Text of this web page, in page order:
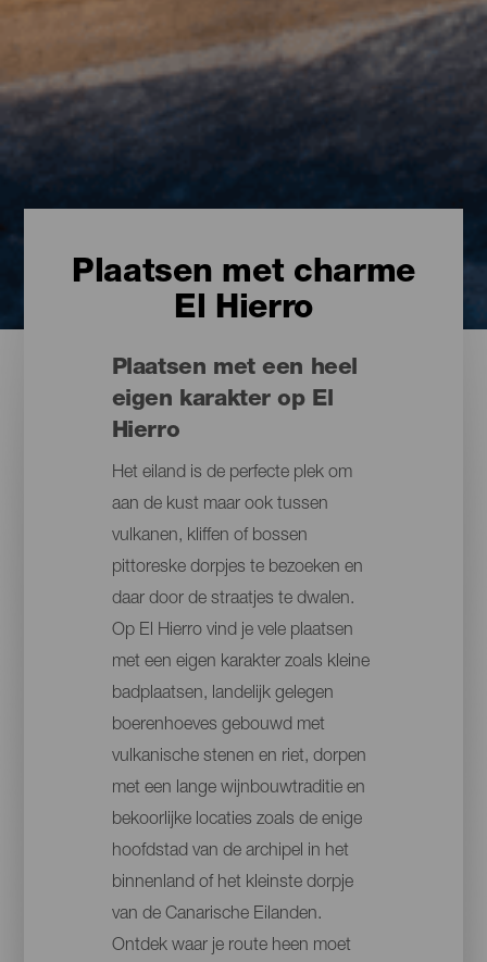
Plaatsen met charme
El Hierro
Plaatsen met een heel
eigen karakter op El
Hierro
Het eiland is de perfecte plek om
aan de kust maar ook tussen
vulkanen, kliffen of bossen
pittoreske dorpjes te bezoeken en
daar door de straatjes te dwalen.
Op El Hierro vind je vele plaatsen
met een eigen karakter zoals kleine
badplaatsen, landelijk gelegen
boerenhoeves gebouwd met
vulkanische stenen en riet, dorpen
met een lange wijnbouwtraditie en
bekoorlijke locaties zoals de enige
hoofdstad van de archipel in het
binnenland of het kleinste dorpje
van de Canarische Eilanden.
Ontdek waar je route heen moet